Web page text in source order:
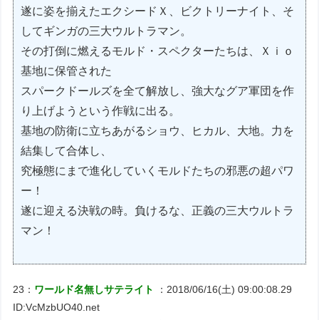
遂に姿を揃えたエクシードＸ、ビクトリーナイト、そ
してギンガの三大ウルトラマン。
その打倒に燃えるモルド・スペクターたちは、Ｘｉｏ
基地に保管された
スパークドールズを全て解放し、強大なグア軍団を作
り上げようという作戦に出る。
基地の防衛に立ちあがるショウ、ヒカル、大地。力を
結集して合体し、
究極態にまで進化していくモルドたちの邪悪の超パワ
ー！
遂に迎える決戦の時。負けるな、正義の三大ウルトラ
マン！
23： ワールド名無しサテライト
：2018/06/16(土) 09:00:08.29
ID:VcMzbUO40.net